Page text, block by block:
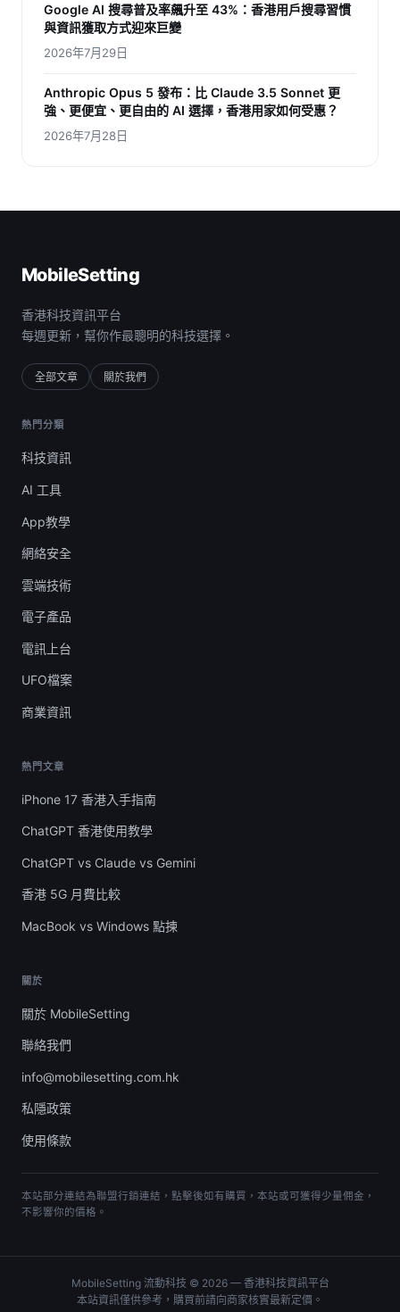
Google AI 搜尋普及率飆升至 43%：香港用戶搜尋習慣
與資訊獲取方式迎來巨變
2026年7月29日
Anthropic Opus 5 發布：比 Claude 3.5 Sonnet 更
強、更便宜、更自由的 AI 選擇，香港用家如何受惠？
2026年7月28日
MobileSetting
香港科技資訊平台
每週更新，幫你作最聰明的科技選擇。
全部文章 關於我們
熱門分類
科技資訊
AI 工具
App教學
網絡安全
雲端技術
電子產品
電訊上台
UFO檔案
商業資訊
熱門文章
iPhone 17 香港入手指南
ChatGPT 香港使用教學
ChatGPT vs Claude vs Gemini
香港 5G 月費比較
MacBook vs Windows 點揀
關於
關於 MobileSetting
聯絡我們
info@mobilesetting.com.hk
私隱政策
使用條款
本站部分連結為聯盟行銷連結，點擊後如有購買，本站或可獲得少量佣金，
不影響你的價格。
MobileSetting 流動科技 © 2026 — 香港科技資訊平台
本站資訊僅供參考，購買前請向商家核實最新定價。